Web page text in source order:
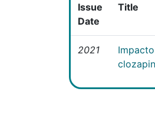
Issue
Date
Title
2021